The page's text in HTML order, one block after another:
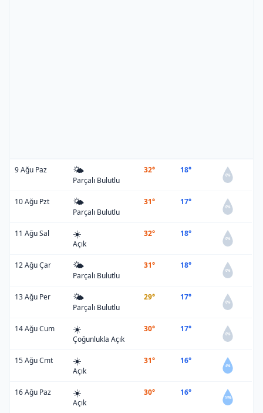
9 Ağu Paz 🌤️
Parçalı Bulutlu
32° 18°
0%
10 Ağu Pzt 🌤️
Parçalı Bulutlu
31° 17°
0%
11 Ağu Sal ☀️
Açık
32° 18°
0%
12 Ağu Çar 🌤️
Parçalı Bulutlu
31° 18°
0%
13 Ağu Per 🌤️
Parçalı Bulutlu
29° 17°
0%
14 Ağu Cum ☀️
Çoğunlukla Açık
30° 17°
0%
15 Ağu Cmt ☀️
Açık
31° 16°
4%
16 Ağu Paz ☀️
Açık
30° 16°
14%